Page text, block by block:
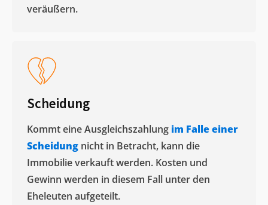
veräußern. ​
Scheidung
Kommt eine Ausgleichszahlung im Falle einer
Scheidung nicht in Betracht, kann die
Immobilie verkauft werden. Kosten und
Gewinn werden in diesem Fall unter den
Eheleuten aufgeteilt.​